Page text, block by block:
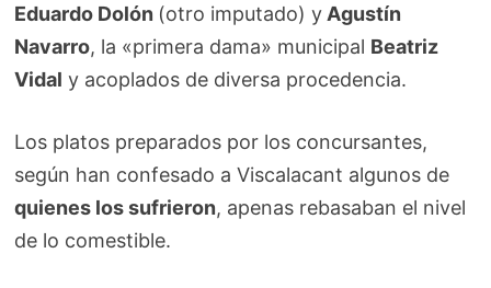
Eduardo Dolón (otro imputado) y Agustín
Navarro, la «primera dama» municipal Beatriz
Vidal y acoplados de diversa procedencia.
Los platos preparados por los concursantes,
según han confesado a Viscalacant algunos de
quienes los sufrieron, apenas rebasaban el nivel
de lo comestible.